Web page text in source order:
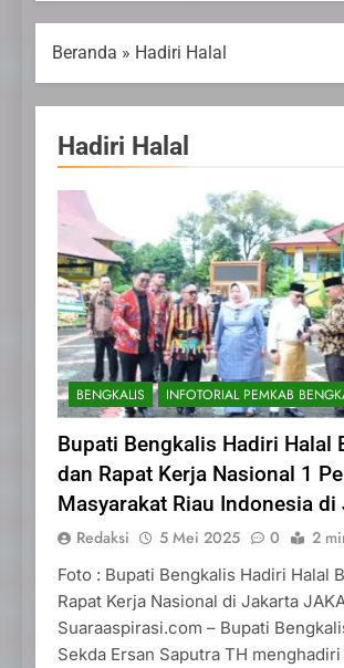
Beranda » Hadiri Halal
Hadiri Halal
BENGKALIS INFOTORIAL PEMKAB
Bupati Bengkalis Hadiri Halal
dan Rapat Kerja Nasional 1
Masyarakat Riau Indonesia di
Redaksi 5 Mei 2025 0 2
Foto : Bupati Bengkalis Hadiri Halal
Rapat Kerja Nasional di Jakarta
Suaraaspirasi.com – Bupati
Sekda Ersan Saputra TH menghadiri